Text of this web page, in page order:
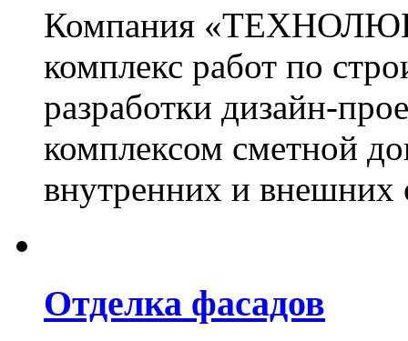
Компания
комплекс работ по
разработки дизайн-
комплексом сметной
внутренних и внешних
Отделка фасадов